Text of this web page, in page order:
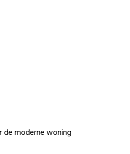
de moderne woning